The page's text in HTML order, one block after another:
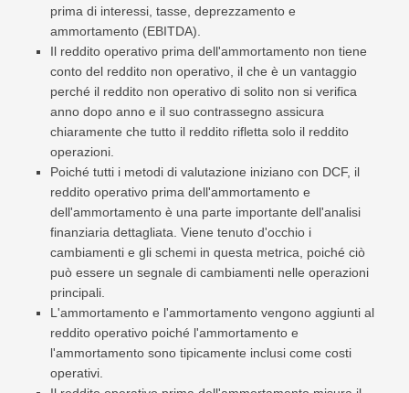
prima di interessi, tasse, deprezzamento e
ammortamento (EBITDA).
Il reddito operativo prima dell'ammortamento non tiene
conto del reddito non operativo, il che è un vantaggio
perché il reddito non operativo di solito non si verifica
anno dopo anno e il suo contrassegno assicura
chiaramente che tutto il reddito rifletta solo il reddito
operazioni.
Poiché tutti i metodi di valutazione iniziano con DCF, il
reddito operativo prima dell'ammortamento e
dell'ammortamento è una parte importante dell'analisi
finanziaria dettagliata. Viene tenuto d'occhio i
cambiamenti e gli schemi in questa metrica, poiché ciò
può essere un segnale di cambiamenti nelle operazioni
principali.
L'ammortamento e l'ammortamento vengono aggiunti al
reddito operativo poiché l'ammortamento e
l'ammortamento sono tipicamente inclusi come costi
operativi.